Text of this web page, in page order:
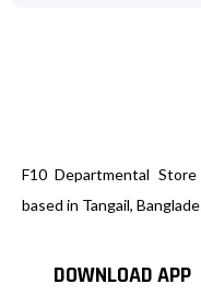
F10 Departmental
based in Tangail,
DOWNLOAD APP